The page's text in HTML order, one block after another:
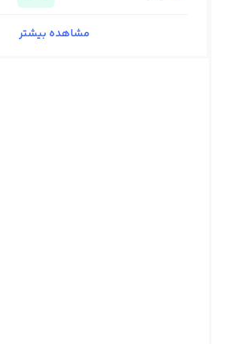
مشاهده بیشتر